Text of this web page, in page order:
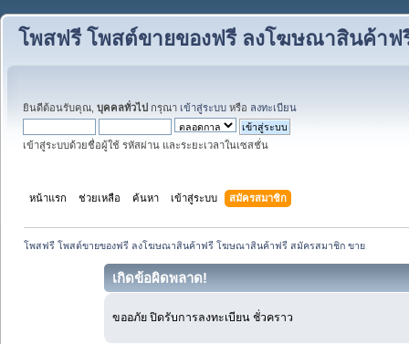
โพสฟรี โพสต์ขายของฟรี ลงโฆษณาสินค้า
ยินดีต้อนรับคุณ, บุคคลทั่วไป กรุณา เข้าสู่ระบบ หรือ ลงทะเบียน
เข้าสู่ระบบด้วยชื่อผู้ใช้ รหัสผ่าน และระยะเวลาในเซสชั่น
หน้าแรก ช่วยเหลือ ค้นหา เข้าสู่ระบบ สมัครสมาชิก
โพสฟรี โพสต์ขายของฟรี ลงโฆษณาสินค้าฟรี โฆษณาสินค้าฟรี สมัครสมาชิก ขาย
เกิดข้อผิดพลาด!
ขออภัย ปิดรับการลงทะเบียน ชั่วคราว